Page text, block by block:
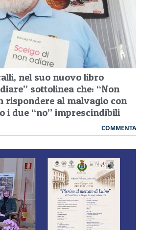
nel suo nuovo libro
sottolinea che: “Non
rispondere al malvagio con
i due “no” imprescindibili
COMMENTA